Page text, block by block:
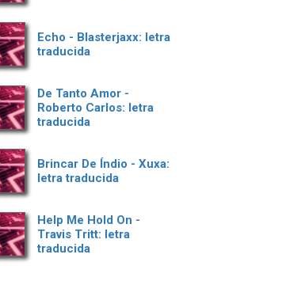
Echo - Blasterjaxx: letra
traducida
De Tanto Amor -
Roberto Carlos: letra
traducida
Brincar De Índio - Xuxa:
letra traducida
Help Me Hold On -
Travis Tritt: letra
traducida